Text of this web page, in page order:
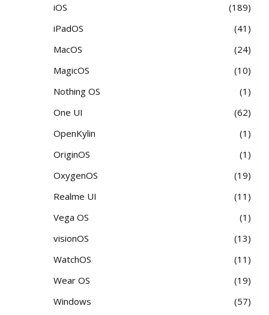
iOS
189
iPadOS
41
MacOS
24
MagicOS
10
Nothing OS
1
One UI
62
OpenKylin
1
OriginOS
1
OxygenOS
19
Realme UI
11
Vega OS
1
visionOS
13
WatchOS
11
Wear OS
19
Windows
57